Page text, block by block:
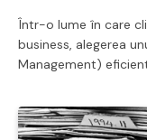
Într-o lume în care
business, alegerea
Management)